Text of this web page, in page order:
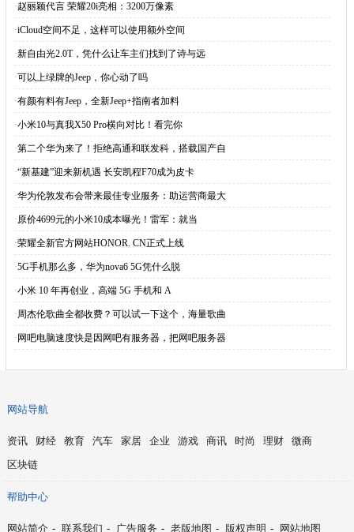
·赵丽颖代言 荣耀20i亮相：3200万像素
·iCloud空间不足，这样可以使用额外空间
·新自由光2.0T，凭什么让车主们找到了诗与远
·可以上绿牌的Jeep，你心动了吗
·有颜有料有Jeep，全新Jeep+指南者加料
·小米10与真我X50 Pro横向对比！看完你
·第二个华为来了！拒绝高通和联发科，搭载国产自
·“新基建”迎来新机遇 长安凯程F70成为皮卡
·华为伦敦发布会带来最佳专业服务：助运营商最大
·原价4699元的小米10成本曝光！雷军：就当
·荣耀全新官方网站HONOR. CN正式上线
·5G手机那么多，华为nova6 5G凭什么脱
·小米 10 年再创业，高端 5G 手机和 A
·周杰伦歌曲全都收费？可以试一下这个，海量歌曲
· 网吧电脑速度快是因网吧有服务器，把网吧服务器
网站导航
资讯 财经 教育 汽车 家居 企业 游戏 商讯 时尚 理财
微商
区块链
帮助中心
网站简介 - 联系我们 - 广告服务 - 老版地图 - 版权声明 - 网站地图